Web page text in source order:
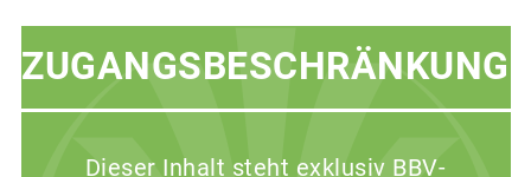
ZUGANGSBESCHRÄNKUNG
Dieser Inhalt steht exklusiv BBV-